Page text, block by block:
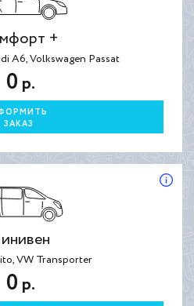
+
A6, Volkswagen Passat
0 р.
ЗАКАЗ
VW Transporter
0 р.